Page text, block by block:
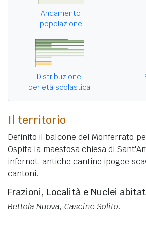
Andamento
popolazione
Distribuzione
per età scolastica
Il territorio
Definito il balcone del Monferrato
Ospita la maestosa chiesa di
infernot, antiche cantine ipogee
cantoni.
Frazioni, Località e Nuclei
Bettola Nuova, Cascine Solito.